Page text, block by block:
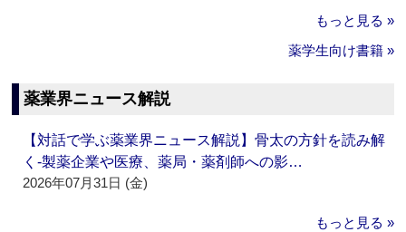
もっと見る »
薬学生向け書籍 »
薬業界ニュース解説
【対話で学ぶ薬業界ニュース解説】骨太の方針を読み解
く‐製薬企業や医療、薬局・薬剤師への影…
2026年07月31日 (金)
もっと見る »